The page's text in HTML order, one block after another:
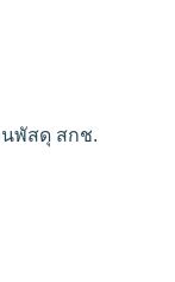
พัสดุ สกช.